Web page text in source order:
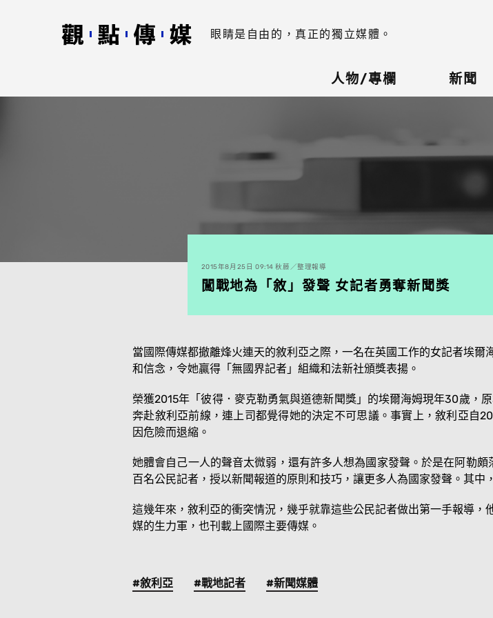
眼睛是自由的，真正的獨立媒體。
人物/專欄 新聞
2015年8月25日 09:14 秋藤／整理報導
闖戰地為「敘」發聲 女記者勇奪新聞獎
當國際傳媒都撤離烽火連天的敘利亞之際，一名在英國工作的女記者埃
和信念，令她贏得「無國界記者」組織和法新社頒獎表揚。
榮獲2015年「彼得．麥克勒勇氣與道德新聞獎」的埃爾海姆現年30歲，
奔赴敘利亞前線，連上司都覺得她的決定不可思議。事實上，敘利亞自
因危險而退縮。
她體會自己一人的聲音太微弱，還有許多人想為國家發聲。於是在阿勒
百名公民記者，授以新聞報道的原則和技巧，讓更多人為國家發聲。其中
這幾年來，敘利亞的衝突情況，幾乎就靠這些公民記者做出第一手報導
媒的生力軍，也刊載上國際主要傳媒。
#敘利亞 #戰地記者 #新聞媒體